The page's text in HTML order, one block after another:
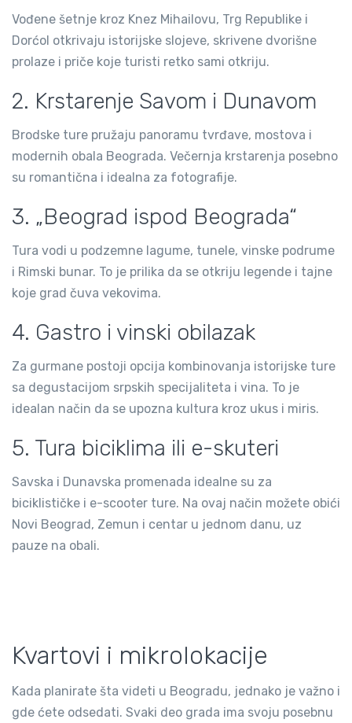
Vođene šetnje kroz Knez Mihailovu, Trg Republike i
Dorćol otkrivaju istorijske slojeve, skrivene dvorišne
prolaze i priče koje turisti retko sami otkriju.
2. Krstarenje Savom i Dunavom
Brodske ture pružaju panoramu tvrđave, mostova i
modernih obala Beograda. Večernja krstarenja posebno
su romantična i idealna za fotografije.
3. „Beograd ispod Beograda“
Tura vodi u podzemne lagume, tunele, vinske podrume
i Rimski bunar. To je prilika da se otkriju legende i tajne
koje grad čuva vekovima.
4. Gastro i vinski obilazak
Za gurmane postoji opcija kombinovanja istorijske ture
sa degustacijom srpskih specijaliteta i vina. To je
idealan način da se upozna kultura kroz ukus i miris.
5. Tura biciklima ili e-skuteri
Savska i Dunavska promenada idealne su za
biciklističke i e-scooter ture. Na ovaj način možete obići
Novi Beograd, Zemun i centar u jednom danu, uz
pauze na obali.
Kvartovi i mikrolokacije
Kada planirate šta videti u Beogradu, jednako je važno i
gde ćete odsedati. Svaki deo grada ima svoju posebnu